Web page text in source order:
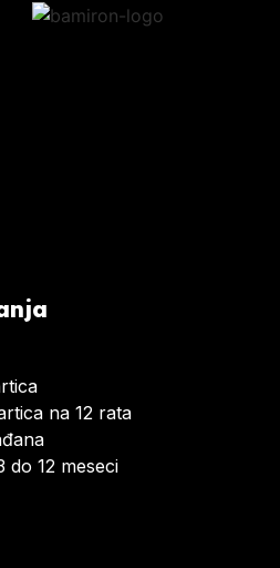
na 12 rata
do 12 meseci